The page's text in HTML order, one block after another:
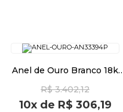
Anel de Ouro Branco 18k
Vermelha an33394
R$ 3.402,12
10xde R$ 306,19